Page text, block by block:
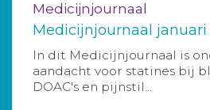
Medicijnjournaal
Medicijnjournaal januari
In dit Medicijnjournaal is
aandacht voor statines bij
DOAC's en pijnstil...